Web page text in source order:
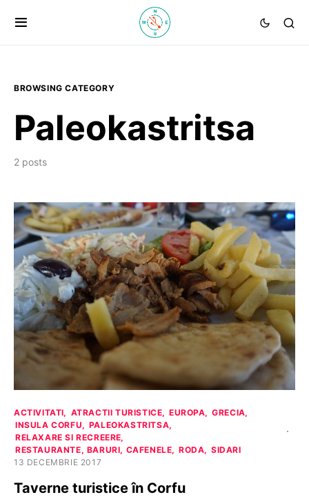
BROWSING CATEGORY
Paleokastritsa
2 posts
ACTIVITATI ATRACTII TURISTICE EUROPA
GRECIA
INSULA CORFU
PALEOKASTRITSA
RELAXARE SI RECREERE
RESTAURANTE, BARURI, CAFENELE
RODA
SIDARI
13 DECEMBRIE 2017
Taverne turistice în Corfu